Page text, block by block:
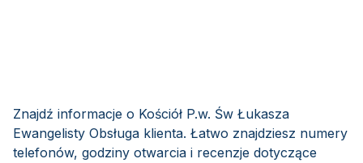
Znajdź informacje o Kościół P.w. Św Łukasza
Ewangelisty Obsługa klienta. Łatwo znajdziesz numery
telefonów, godziny otwarcia i recenzje dotyczące